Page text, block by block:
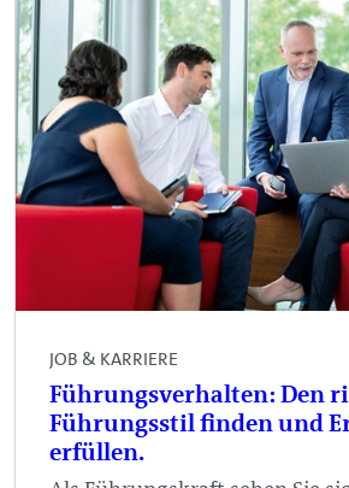
JOB & KARRIERE
Führungsverhalten: Den
Führungsstil finden und
erfüllen.